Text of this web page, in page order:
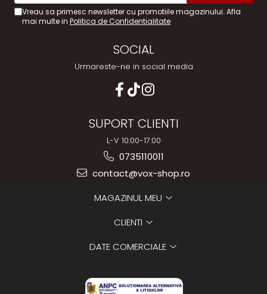
Vreau sa primesc newsletter cu promotiile magazinului. Afla
mai multe in Politica de Confidentialitate
SOCIAL
Urmareste-ne in social media
SUPORT CLIENTI
L-V 10:00-17:00
0735110011
contact@vox-shop.ro
MAGAZINUL MEU
CLIENTI
DATE COMERCIALE